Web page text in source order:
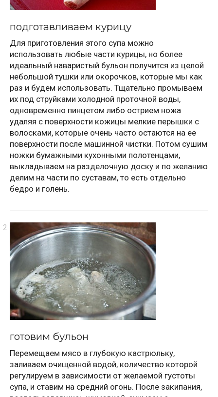
подготавливаем курицу
Для приготовления этого супа можно
использовать любые части курицы, но более
идеальный наваристый бульон получится из целой
небольшой тушки или окорочков, которые мы как
раз и будем использовать. Тщательно промываем
их под струйками холодной проточной воды,
одновременно пинцетом либо острием ножа
удаляя с поверхности кожицы мелкие перышки с
волосками, которые очень часто остаются на ее
поверхности после машинной чистки. Потом сушим
ножки бумажными кухонными полотенцами,
выкладываем на разделочную доску и по желанию
делим на части по суставам, то есть отдельно
бедро и голень.
готовим бульон
Перемещаем мясо в глубокую кастрюльку,
заливаем очищенной водой, количество которой
регулируем в зависимости от желаемой густоты
супа, и ставим на средний огонь. После закипания,